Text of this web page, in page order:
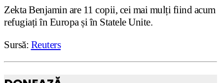
Zekta Benjamin are 11 copii, cei mai mulți fiind acum
refugiați în Europa și în Statele Unite.
Sursă: Reuters